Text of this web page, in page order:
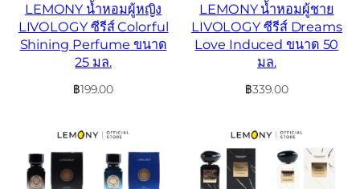
LEMONY น้ำหอมผู้หญิง
LIVOLOGY ซีรีส์ Colorful
Shining Perfume ขนาด
25 มล.
฿199.00
LEMONY น้ำหอมผู้ชาย
LIVOLOGY ซีรีส์ Dreams
Love Induced ขนาด 50
มล.
฿339.00